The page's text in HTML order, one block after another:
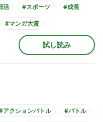
活 #スポーツ
#成長
#マンガ大賞
#中学生
#アニメ化
試し読み
アクションバトル
#バトル